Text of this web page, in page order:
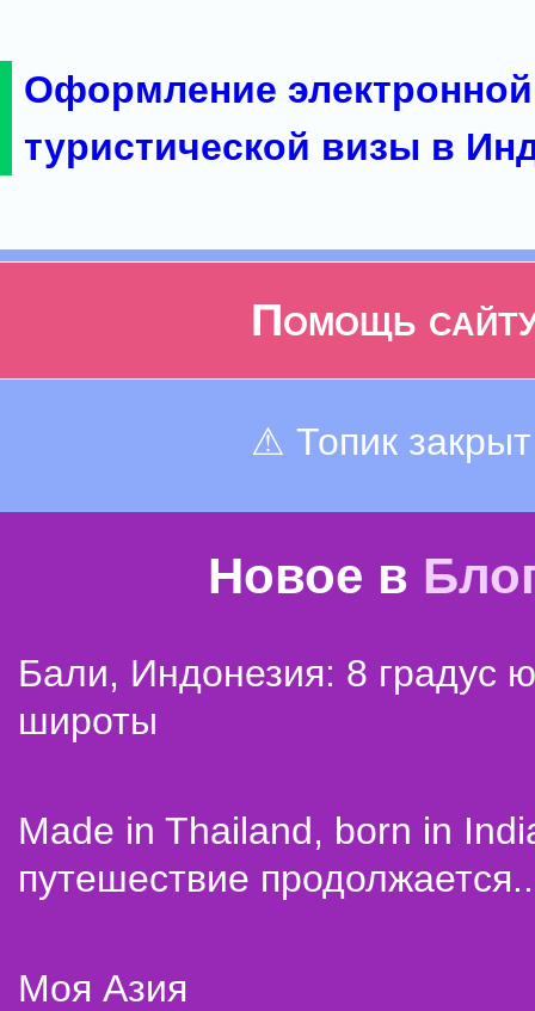
Оформление электронной
туристической визы в
Помощь
⚠ Топик закрыт
Новое в
Бали, Индонезия: 8 градус
широты
Made in Thailand, born in
путешествие
Моя Азия